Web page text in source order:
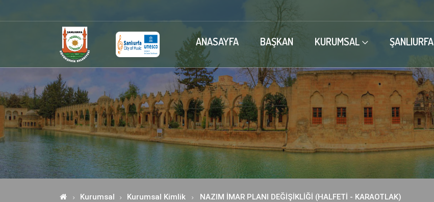
ANASAYFA BAŞKAN KURUMSAL ŞANLIURFA
Kurumsal Kurumsal Kimlik NAZIM İMAR PLANI DEĞİŞİKLİĞİ (HALFETİ - KARAOTLAK)